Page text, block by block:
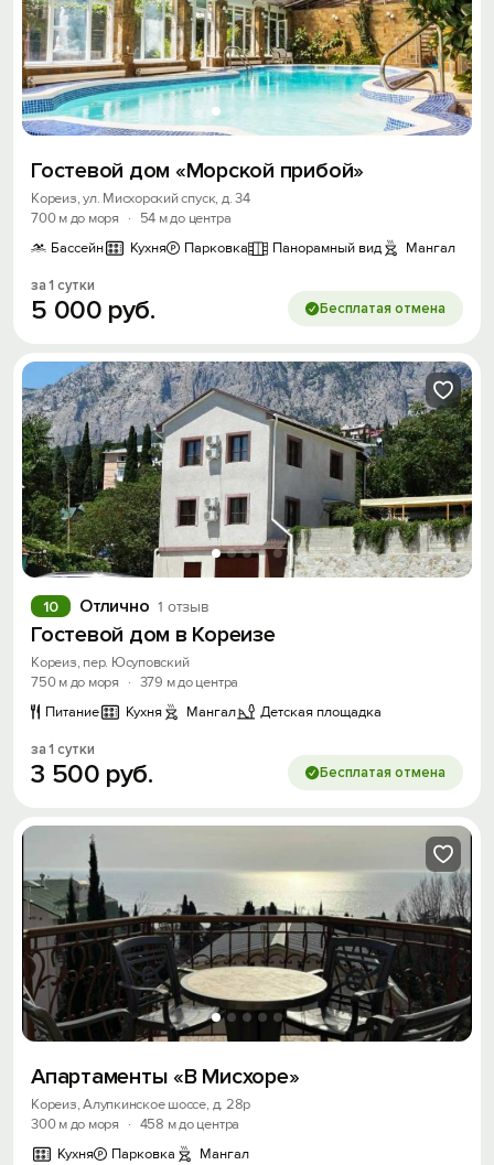
Гостевой дом «Морской прибой»
Кореиз, ул. Мисхорский спуск, д. 34
700 м до моря
·
54 м до центра
Бассейн
Кухня Парковка Панорамный вид Мангал
за 1 сутки
5 000 руб. Бесплатая отмена
Отлично 1 отзыв
10
Гостевой дом в Кореизе
Кореиз, пер. Юсуповский
750 м до моря
· 379 м до центра
Питание
Кухня Мангал Детская площадка
за 1 сутки
3 500 руб. Бесплатая отмена
Апартаменты «В Мисхоре»
Кореиз, Алупкинское шоссе, д. 28р
300 м до моря
· 458 м до центра
Кухня
Парковка Мангал